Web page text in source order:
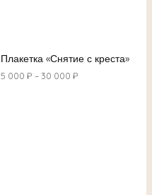
Плакетка «Снятие с креста»
5 000 ₽ –30 000 ₽